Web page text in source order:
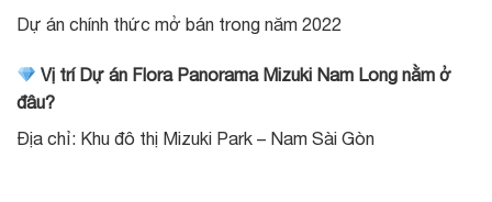
Dự án chính thức mở bán trong năm 2022
Vị trí Dự án Flora Panorama Mizuki Nam Long nằm ở
đâu?
Địa chỉ: Khu đô thị Mizuki Park – Nam Sài Gòn